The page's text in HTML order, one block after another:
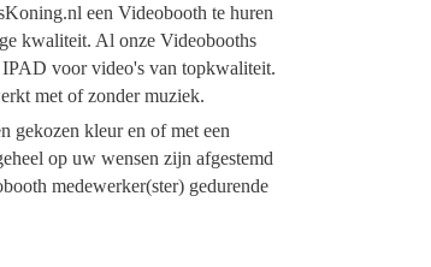
een Videobooth te huren
kwaliteit. Al onze Videobooths
IPAD voor video's van topkwaliteit.
met of zonder muziek.
gekozen kleur en of met een
op uw wensen zijn afgestemd
medewerker(ster) gedurende